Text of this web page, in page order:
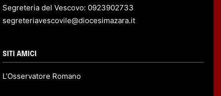
Segreteria del Vescovo: 0923902733
segreteriavescovile@diocesimazara.it
SITI AMICI
L’Osservatore Romano